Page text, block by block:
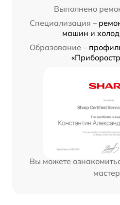
Выполнено
Специализация –
машин и
Образование –
Вы можете